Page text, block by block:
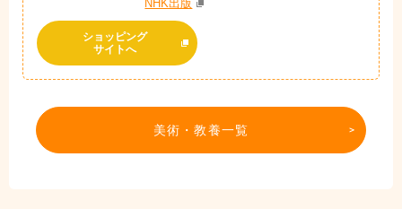
NHK出版
ショッピング
サイトへ
美術・教養一覧